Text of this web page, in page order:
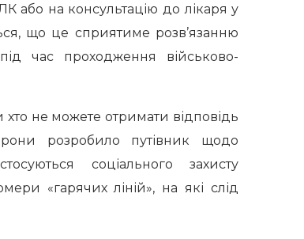
або на консультацію до лікаря у
що це сприятиме розв’язанню
час проходження військово-
не можете отримати відповідь
розробило путівник щодо
соціального захисту
«гарячих ліній», на які слід